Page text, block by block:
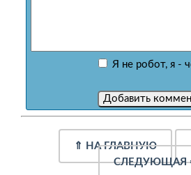
Я не робот, я -
⇑ НА ГЛАВНУЮ
СЛЕДУЮЩАЯ